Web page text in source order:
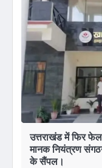
उत्तराखंड में फिर
मानक नियंत्रण
के सैंपल।